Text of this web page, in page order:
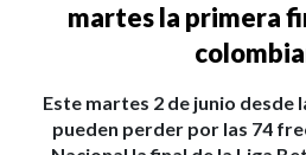
martes la primera
Este martes 2 de junio desde
pueden perder por las 74